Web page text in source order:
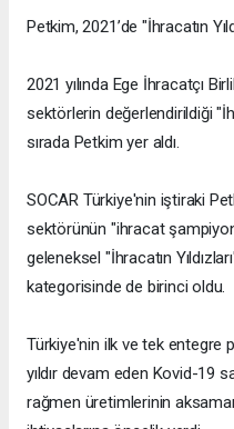
Petkim, 2021’de "İhracatın
2021 yılında Ege İhracatçı
sektörlerin değerlendirildiği
sırada Petkim yer aldı.
SOCAR Türkiye'nin iştiraki
sektörünün "ihracat
geleneksel "İhracatın
kategorisinde de birinci oldu.
Türkiye'nin ilk ve tek entegre
yıldır devam eden Kovid-19
rağmen üretimlerinin